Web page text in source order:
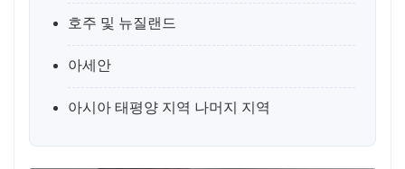
호주 및 뉴질랜드
아세안
아시아 태평양 지역 나머지 지역